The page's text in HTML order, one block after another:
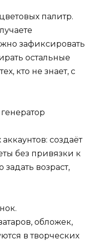
палитр.
зафиксировать
остальные
кто не знает, с
создаёт
без привязки к
возраст,
обложек,
в творческих